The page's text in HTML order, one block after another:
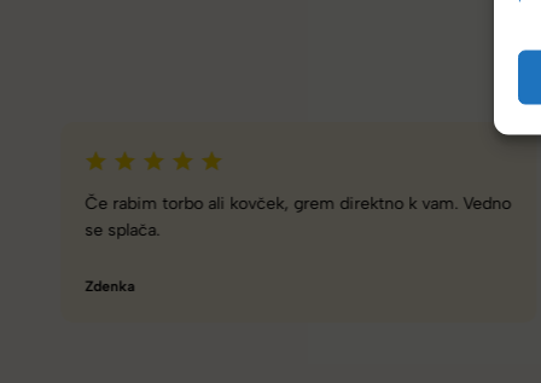
Zelo dobra trgovina za torbe in kovčke, z veliko izbire,
različnimi znamkami in dobrimi popusti/akcijami.
Tamara